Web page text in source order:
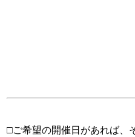
□ご希望の開催日があれば、